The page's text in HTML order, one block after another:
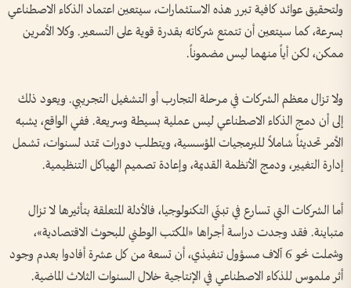
ولتحقيق عوائد كافية تبرر هذه الاستثمارات، سيتعين اعتماد الذكاء الاصطناعي
بسرعة، كما سيتعين أن تتمتع شركاته بقدرة قوية على التسعير. وكلا الأمرين
ممكن، لكن أياً منهما ليس مضموناً.
ولا تزال معظم الشركات في مرحلة التجارب أو التشغيل التجريبي. ويعود ذلك
إلى أن دمج الذكاء الاصطناعي ليس عملية بسيطة وسريعة. ففي الواقع، يشبه
الأمر تحديثاً شاملاً للبرمجيات المؤسسية، ويتطلب دورات تمتد لسنوات، تشمل
إدارة التغيير، ودمج الأنظمة القديمة، وإعادة تصميم الهياكل التنظيمية.
أما الشركات التي تسارع في تبنّي التكنولوجيا، فالأدلة المتعلقة بتأثيرها لا تزال
متباينة. فقد وجدت دراسة أجراها «المكتب الوطني للبحوث الاقتصادية»،
وشملت نحو 6 آلاف مسؤول تنفيذي، أن تسعة من كل عشرة أفادوا بعدم وجود
أثر ملموس للذكاء الاصطناعي في الإنتاجية خلال السنوات الثلاث الماضية.